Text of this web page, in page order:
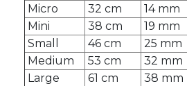
Micro
32 cm 14 mm
Mini
38 cm 19 mm
Small
46 cm 25 mm
Medium
53 cm 32 mm
Large
61 cm 38 mm